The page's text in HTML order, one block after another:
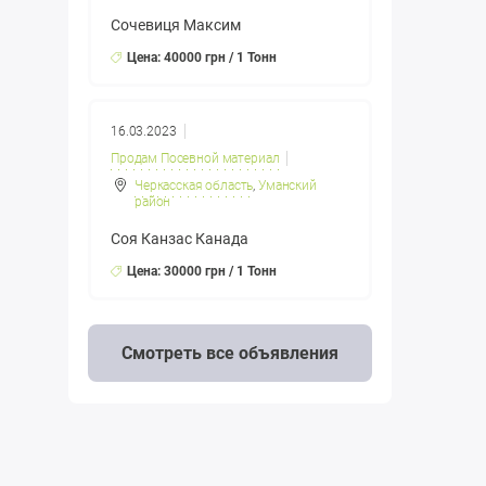
Сочевиця Максим
Цена: 40000 грн / 1 Тонн
16.03.2023
Продам Посевной материал
Черкасская область,Уманский
район
Соя Канзас Канада
Цена: 30000 грн / 1 Тонн
Смотреть все объявления